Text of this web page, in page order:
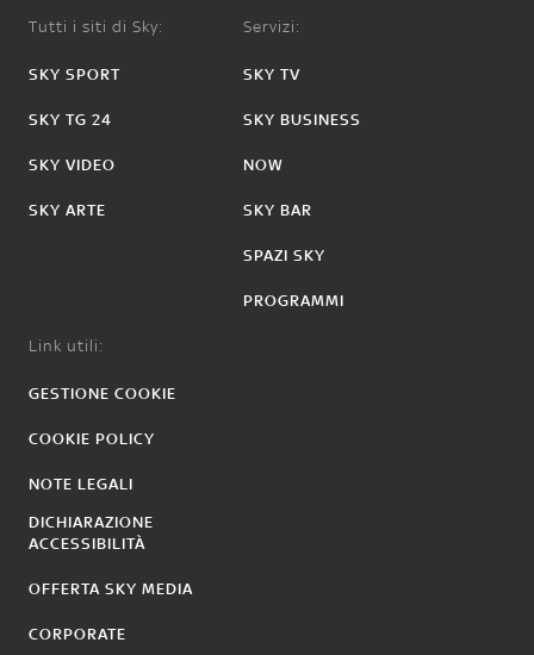
Tutti i siti di Sky:
SKY SPORT
SKY TG 24
SKY VIDEO
SKY ARTE
Servizi:
SKY TV
SKY BUSINESS
NOW
SKY BAR
SPAZI SKY
PROGRAMMI
Link utili:
GESTIONE COOKIE
COOKIE POLICY
NOTE LEGALI
DICHIARAZIONE
ACCESSIBILITÀ
OFFERTA SKY MEDIA
CORPORATE